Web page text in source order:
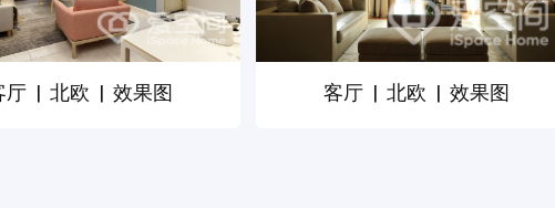
厅 |北欧 |效果图 客厅| 北欧 | 效果图